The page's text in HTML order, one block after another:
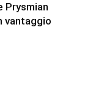
Prysmian
vantaggio